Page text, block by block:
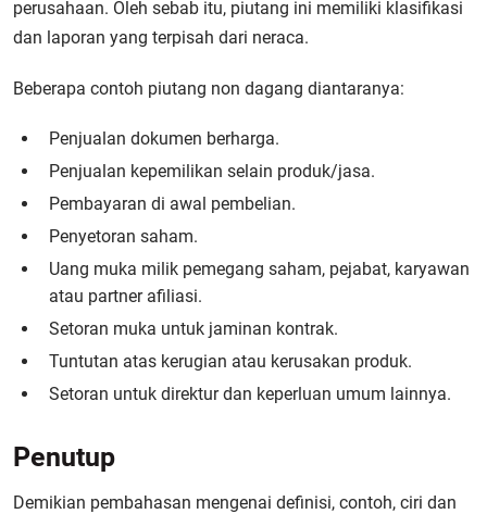
perusahaan. Oleh sebab itu, piutang ini memiliki klasifikasi
dan laporan yang terpisah dari neraca.
Beberapa contoh piutang non dagang diantaranya:
Penjualan dokumen berharga.
Penjualan kepemilikan selain produk/jasa.
Pembayaran di awal pembelian.
Penyetoran saham.
Uang muka milik pemegang saham, pejabat, karyawan
atau partner afiliasi.
Setoran muka untuk jaminan kontrak.
Tuntutan atas kerugian atau kerusakan produk.
Setoran untuk direktur dan keperluan umum lainnya.
Penutup
Demikian pembahasan mengenai definisi, contoh, ciri dan